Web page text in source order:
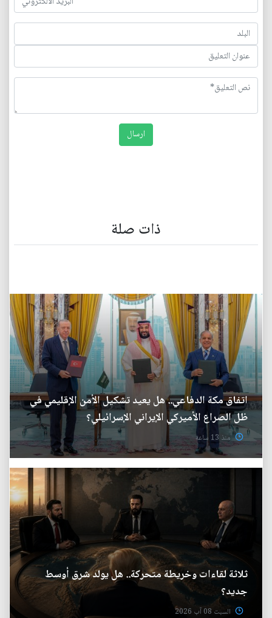
ذات صلة
اتفاق مكة الدفاعي.. هل يعيد تشكيل الأمن الإقليمي في
ظل الصراع الأميركي الإيراني الإسرائيلي؟
منذ 13 ساعة
ثلاثة لقاءات وخريطة متحركة.. هل يولد شرق أوسط
جديد؟
السبت 08 آب 2026